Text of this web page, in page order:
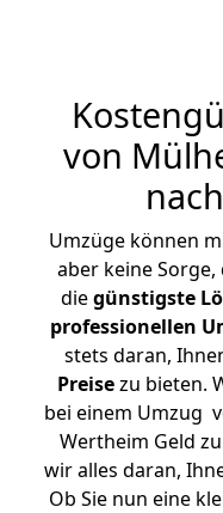
von
Umzüge können
aber keine
diegünstigste
professionellen
stets daran,
Preisezu bieten.
bei einem Umzug
Wertheim Geld
wir alles daran,
Ob Sie nun eine